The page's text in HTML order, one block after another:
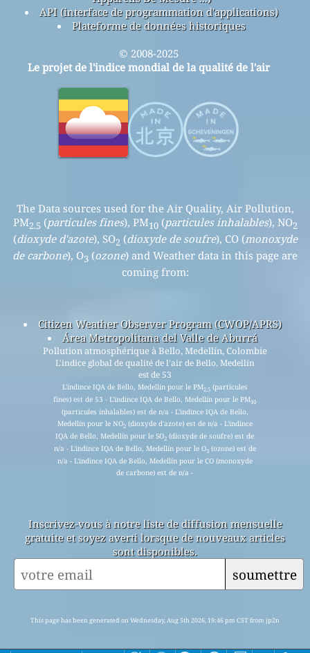
API (interface de programmation d'applications)
Plateforme de données historiques
© 2008-2025
Le projet de l'indice mondial de la qualité de l'air
The Data sources used for the Air Quality, Air Pollution,
PM2.5 (particules fines), PM10(particules inhalables), NO2
(dioxyde d'azote), SO2 (dioxyde de soufre), CO (monoxyde
de carbone), O3 (ozone) and Weather data in this page are
coming from:
Citizen Weather Observer Program (CWOP/APRS)
Área Metropolitana del Valle de Aburrá
Pollution atmosphérique à Bello, Medellín, Colombie
L'indice global de qualité de l'air de Bello, Medellín
est de 53
L'indince IQA de Bello, Medellín pour le PM2.5(particules
fines) est de 53 - L'indince IQA de Bello, Medellín pour le PM10
(particules inhalables) est de n/a - L'indince IQA de Bello,
Medellín pour le NO2(dioxyde d'azote) est de n/a - L'indince
IQA de Bello, Medellín pour le SO2 (dioxyde de soufre) est de
n/a - L'indince IQA de Bello, Medellín pour le O3(ozone) est de
n/a - L'indince IQA de Bello, Medellín pour le CO (monoxyde
de carbone) est de n/a -
Inscrivez-vous à notre liste de diffusion mensuelle
gratuite et soyez averti lorsque de nouveaux articles
sont disponibles.
soumettre
This page has been generated on Wednesday, Aug 5th 2026, 19:46 pm CST from jp2n